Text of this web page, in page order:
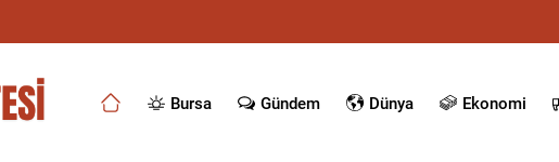
Bursa Gündem Dünya Ekonomi